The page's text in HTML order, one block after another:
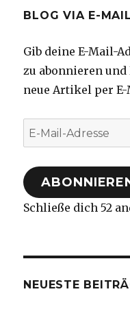
BLOG VIA E-
Gib deine E-Mail-
zu abonnieren
neue Artikel per
E-
Mail-
Adresse
Schließe dich 52
NEUESTE